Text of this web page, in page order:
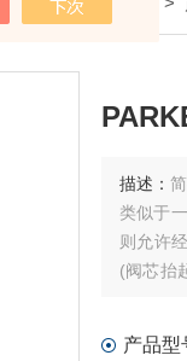
描述：
类似于
则允许
(阀芯抬
产品型